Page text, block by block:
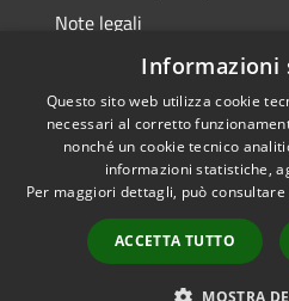
Note legali
Dichiarazione di accessibilità
RSS
Accessibilità
Informazioni
Questo sito web utilizza cookie
necessari al corretto
nonché un cookie tecnico
informazioni statistiche,
Per maggiori dettagli, può
ACCETTA TUTTO
MOSTRA